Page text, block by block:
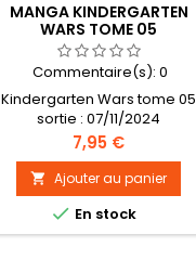
MANGA KINDERGARTEN
WARS TOME 05
Commentaire(s): 0
Kindergarten Wars tome 05
sortie : 07/11/2024
Prix
7,95 €
 Ajouter au panier
 En stock